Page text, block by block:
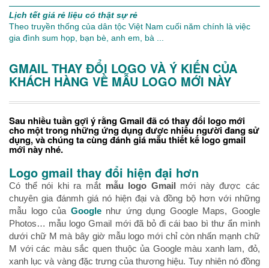
Lịch tết giá rẻ liệu có thật sự rẻ
Theo truyền thống của dân tộc Việt Nam cuối năm chính là việc
gia đình sum họp, bạn bè, anh em, bà ...
GMAIL THAY ĐỔI LOGO VÀ Ý KIẾN CỦA
KHÁCH HÀNG VỀ MẪU LOGO MỚI NÀY
Sau nhiều tuần gợi ý rằng Gmail đã có thay đổi logo mới
cho một trong những ứng dụng được nhiều người đang sử
dụng, và chúng ta cùng đánh giá mẫu thiết kế logo gmail
mới này nhé.
Logo gmail thay đổi hiện đại hơn
Có thể nói khi ra mắt mẫu logo Gmail mới này được các
chuyên gia đánmh giá nó hiện đại và đồng bộ hơn với những
mẫu logo của Googlenhư ứng dụng Google Maps, Google
Photos… mẫu logo Gmail mới đã bỏ đi cái bao bì thư ẩn mình
dưới chữ M mà bây giờ mẫu logo mới chỉ còn nhấn mạnh chữ
M với các màu sắc quen thuộc ủa Google màu xanh lam, đỏ,
xanh lục và vàng đặc trưng của thương hiệu. Tuy nhiên nó đồng